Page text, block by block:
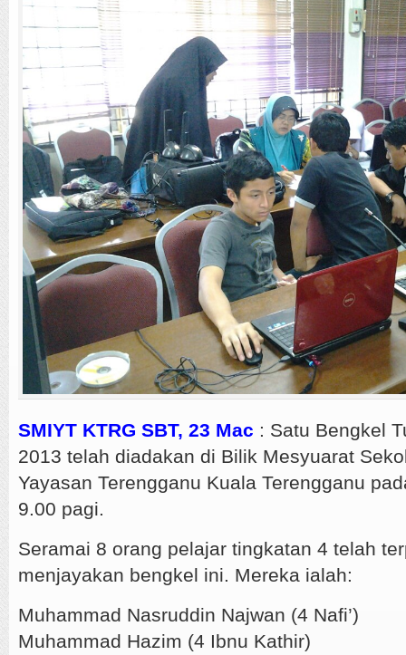
SMIYT KTRG SBT, 23 Mac : Satu Bengkel
2013 telah diadakan di Bilik Mesyuarat
Yayasan Terengganu Kuala Terengganu
9.00 pagi.
Seramai 8 orang pelajar tingkatan 4 telah
menjayakan bengkel ini. Mereka ialah:
Muhammad Nasruddin Najwan (4 Nafi’)
Muhammad Hazim (4 Ibnu Kathir)